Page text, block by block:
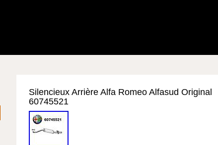
Silencieux Arrière Alfa Romeo Alfasud Original
60745521